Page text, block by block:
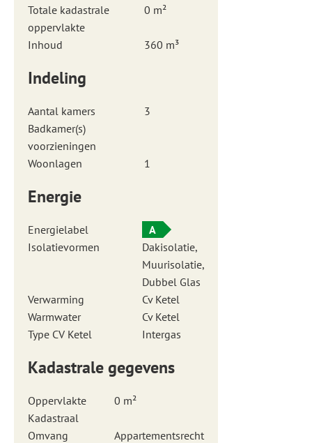
Totale kadastrale
oppervlakte
0 m²
Inhoud 360 m³
Indeling
Aantal kamers
3
Badkamer(s)
voorzieningen
Woonlagen
1
Energie
Energielabel
A
Isolatievormen
Dakisolatie,
Muurisolatie,
Dubbel Glas
Verwarming
Cv Ketel
Warmwater
Cv Ketel
Type CV Ketel
Intergas
Kadastrale gegevens
Oppervlakte
Kadastraal
0 m²
Omvang
Appartementsrecht